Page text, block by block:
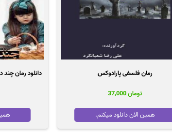
رمان فلسفی پارادوکس
تومان
همین الان دانلود میکنم.
دانلود رمان چند